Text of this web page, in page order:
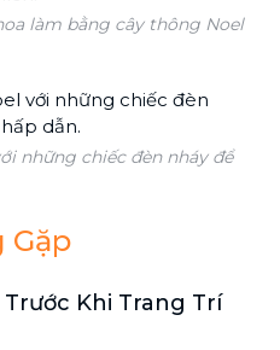
làm bằng cây thông Noel
những chiếc đèn nháy để
Gặp
Trước Khi Trang Trí